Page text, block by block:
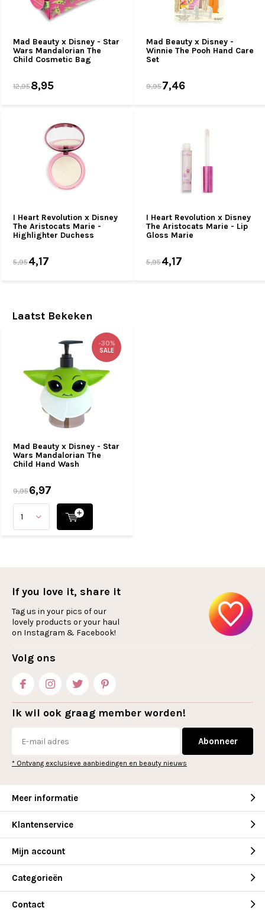
Mad Beauty x Disney - Star
Wars Mandalorian The
Child Cosmetic Bag
12,958,95
Mad Beauty x Disney -
Winnie The Pooh Hand Care
Set
9,957,46
I Heart Revolution x Disney
The Aristocats Marie -
Highlighter Duchess
5,954,17
I Heart Revolution x Disney
The Aristocats Marie - Lip
Gloss Marie
5,954,17
Laatst Bekeken
Mad Beauty x Disney - Star
Wars Mandalorian The
Child Hand Wash
-30%
SALE
9,956,97
If you love it, share it
Tag us in your pics of our
lovely products or your haul
on Instagram & Facebook!
Volg ons
Ik wil ook graag member worden!
Abonneer
* Ontvang exclusieve aanbiedingen en beauty nieuws
Meer informatie
Klantenservice
Mijn account
Categorieën
Contact